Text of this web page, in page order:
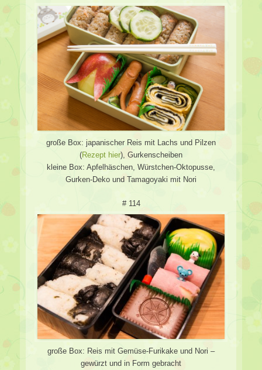
große Box: japanischer Reis mit Lachs und Pilzen
(Rezept hier), Gurkenscheiben
kleine Box: Apfelhäschen, Würstchen-Oktopusse,
Gurken-Deko und Tamagoyaki mit Nori
# 114
große Box: Reis mit Gemüse-Furikake und Nori –
gewürzt und in Form gebracht